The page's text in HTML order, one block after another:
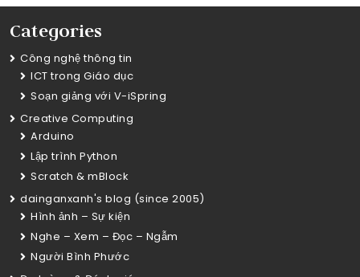
Categories
Công nghệ thông tin
ICT trong Giáo dục
Soạn giảng với V-iSpring
Creative Computing
Arduino
Lập trình Python
Scratch & mBlock
dainganxanh's blog (since 2005)
Hình ảnh – Sự kiện
Nghe – Xem – Đọc – Ngẫm
Người Bình Phước